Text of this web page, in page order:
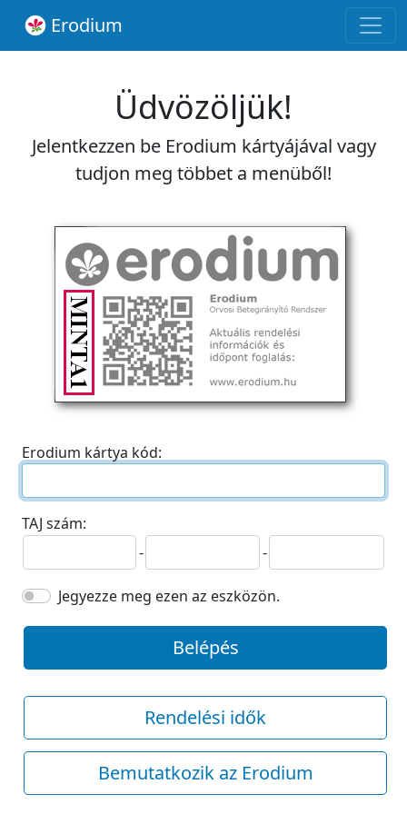
Erodium
Üdvözöljük!
Jelentkezzen be Erodium kártyájával vagy
tudjon meg többet a menüből!
Erodium kártya kód:
TAJ szám:
-
-
Jegyezze meg ezen az eszközön.
Belépés
Rendelési idők
Bemutatkozik az Erodium